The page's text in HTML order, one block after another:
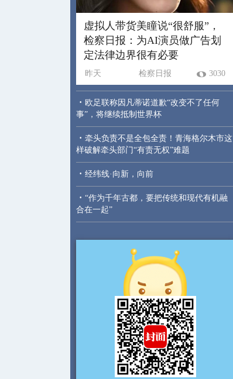
虚拟人带货美瞳说“很舒服”，
检察日报：为AI演员做广告划
定法律边界很有必要
昨天 检察日报 3030
· 欧足联称因凡蒂诺道歉“改变不了任何
事”，将继续抵制世界杯
· 牵头负责不是全包全责！青海格尔木市这
样破解牵头部门“有责无权”难题
· 经纬线·向新，向前
· “作为千年古都，要把传统和现代有机融
合在一起”